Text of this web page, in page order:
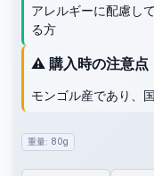
アレルギーに配慮し
る方
⚠️ 購入時の注意点
モンゴル産であり、
重量: 80g